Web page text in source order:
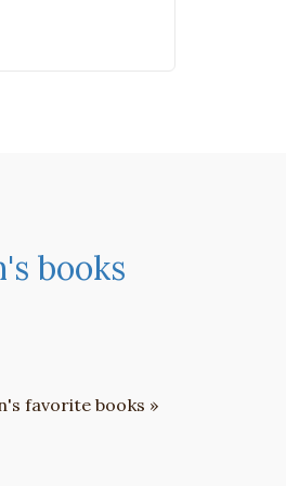
books
favorite books »